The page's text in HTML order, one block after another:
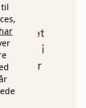
til
et
vist i
der
har